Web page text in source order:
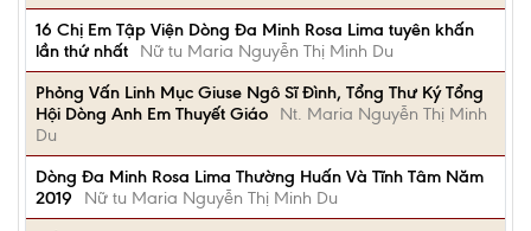
16 Chị Em Tập Viện Dòng Đa Minh Rosa Lima tuyên khấn
lần thứ nhất
Nữ tu Maria Nguyễn Thị Minh Du
Phỏng Vấn Linh Mục Giuse Ngô Sĩ Đình, Tổng Thư Ký Tổng
Hội Dòng Anh Em Thuyết Giáo
Nt. Maria Nguyễn Thị Minh
Du
Dòng Đa Minh Rosa Lima Thường Huấn Và Tĩnh Tâm Năm
2019
Nữ tu Maria Nguyễn Thị Minh Du